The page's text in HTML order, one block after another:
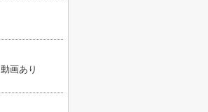
動画あり